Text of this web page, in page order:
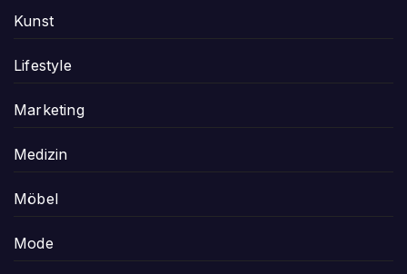
Kunst
Lifestyle
Marketing
Medizin
Möbel
Mode